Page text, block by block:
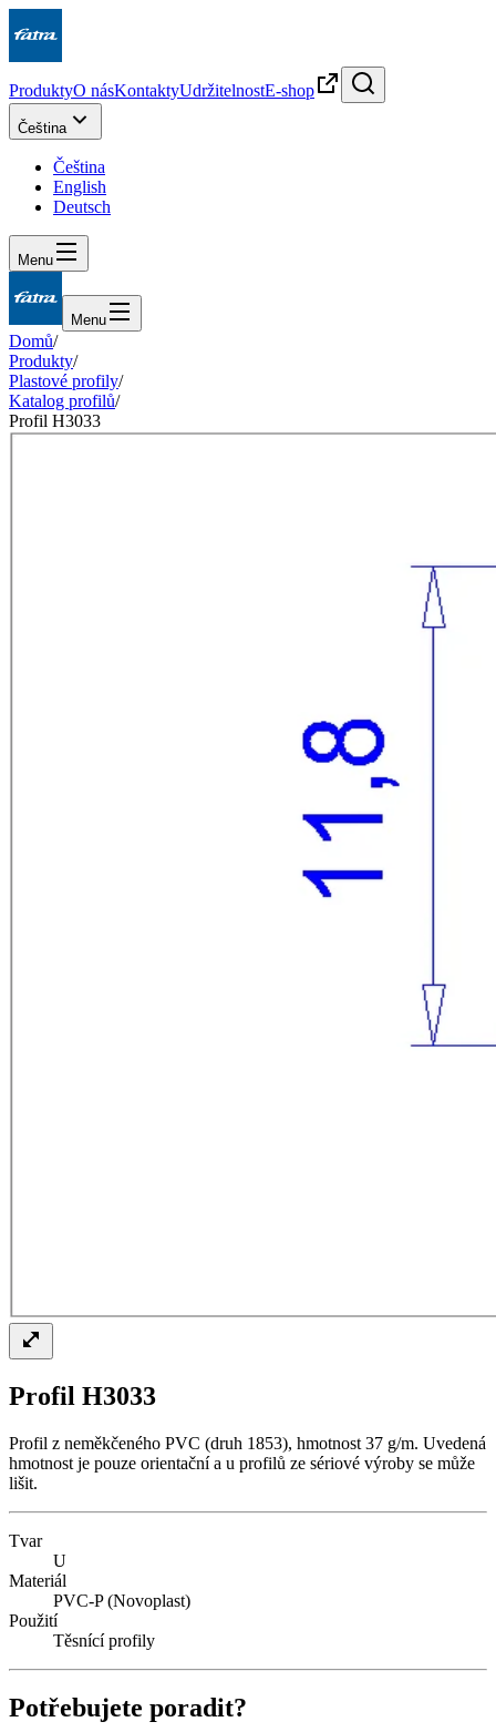
ProduktyO násKontaktyUdržitelnostE-shop
Čeština
Čeština
English
Deutsch
Menu
Menu
Domů/
Produkty/
Plastové profily/
Katalog profilů/
Profil H3033
Profil H3033
Profil z neměkčeného PVC (druh 1853), hmotnost 37 g/m. Uvedená
hmotnost je pouze orientační a u profilů ze sériové výroby se může
lišit.
Tvar
U
Materiál
PVC-P (Novoplast)
Použití
Těsnící profily
Potřebujete poradit?